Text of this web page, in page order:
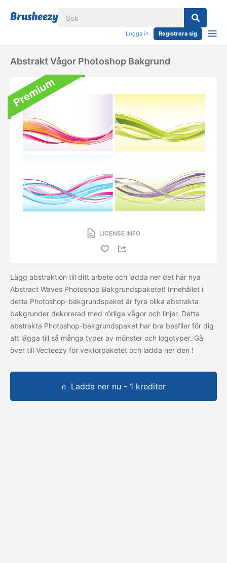
Logga in Registrera sig
Abstrakt Vågor Photoshop Bakgrund
LICENSE INFO
Lägg abstraktion till ditt arbete och ladda ner det här nya
Abstract Waves Photoshop Bakgrundspaketet! Innehållet i
detta Photoshop-bakgrundspaket är fyra olika abstrakta
bakgrunder dekorerad med rörliga vågor och linjer. Detta
abstrakta Photoshop-bakgrundspaket har bra basfiler för dig
att lägga till så många typer av mönster och logotyper. Gå
över till Vecteezy för vektorpaketet och ladda ner den !
Ladda ner nu - 1 krediter